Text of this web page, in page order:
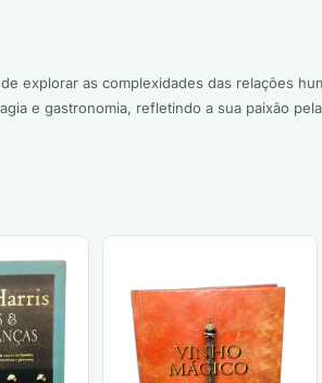
explorar as complexidades das relações
e gastronomia, refletindo a sua paixão